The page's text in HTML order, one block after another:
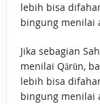
lebih bisa
bingung menilai
Jika sebagian
menilai Qārūn,
lebih bisa
bingung menilai